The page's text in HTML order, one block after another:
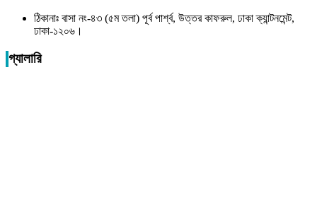
ঠিকানাঃ বাসা নং-৪৩ (৫ম তলা) পূর্ব পার্শ্ব, উত্তর কাফরুল, ঢাকা ক্যান্টনমেন্ট,
ঢাকা-১২০৬।
গ্যালারি